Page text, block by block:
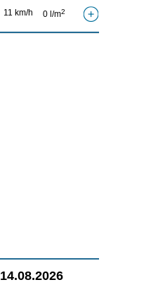
11 km/h 0 l/m2
14.08.2026